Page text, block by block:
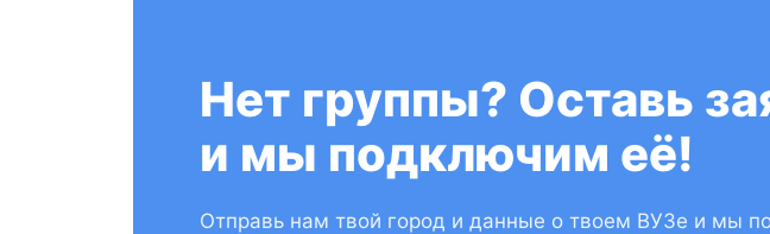
Нет группы? Оставь
и мы подключим её!
Отправь нам твой город и данные о твоем ВУЗе и мы